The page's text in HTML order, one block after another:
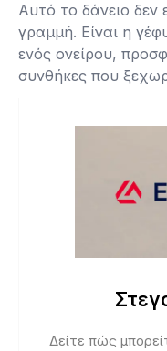
Αυτό το δάνειο δεν
γραμμή. Είναι η
ενός ονείρου,
συνθήκες που
Δείτε πώς